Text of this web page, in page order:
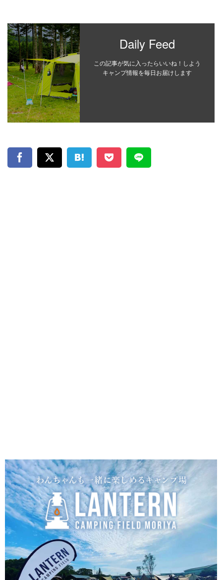
Daily Feed
この記事が気に入ったらいいね！しよう
キャンプ情報を毎日お届けします